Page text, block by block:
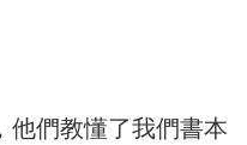
他們教懂了我們書本